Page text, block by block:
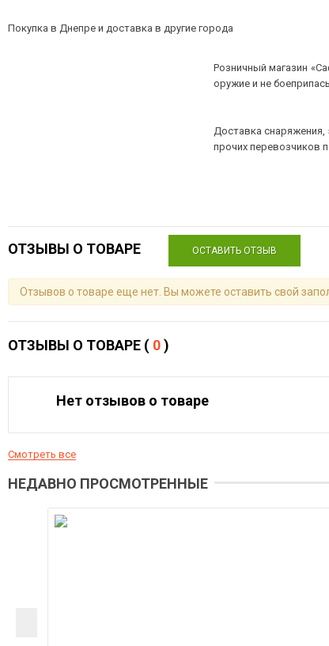
Покупка в Днепре и доставка в другие города
Розничный магазин
оружие и не
Доставка снаряжения,
прочих перевозчиков
ОТЗЫВЫ О ТОВАРЕ ОСТАВИТЬ ОТЗЫВ
Отзывов о товаре еще нет. Вы можете оставить свой
ОТЗЫВЫ О ТОВАРЕ ( 0)
Нет отзывов о товаре
Смотреть все
НЕДАВНО ПРОСМОТРЕННЫЕ